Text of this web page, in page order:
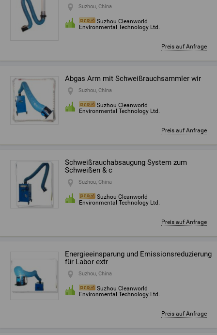
Suzhou, China
Suzhou Cleanworld
Environmental Technology Ltd.
Preis auf Anfrage
Abgas Arm mit Schweißrauchsammler wir
Suzhou, China
Suzhou Cleanworld
Environmental Technology Ltd.
Preis auf Anfrage
Schweißrauchabsaugung System zum
Schweißen & c
Suzhou, China
Suzhou Cleanworld
Environmental Technology Ltd.
Preis auf Anfrage
Energieeinsparung und Emissionsreduzierung
für Labor extr
Suzhou, China
Suzhou Cleanworld
Environmental Technology Ltd.
Preis auf Anfrage